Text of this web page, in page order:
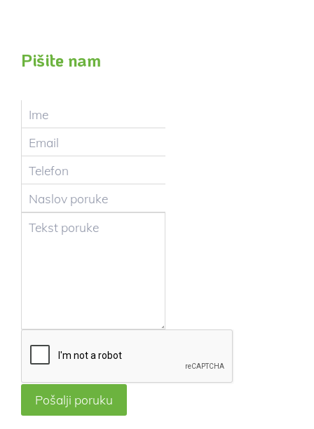
Pišite nam
Pošalji poruku